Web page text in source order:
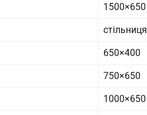
1500×650
стільниця
650×400
750×650
1000×650